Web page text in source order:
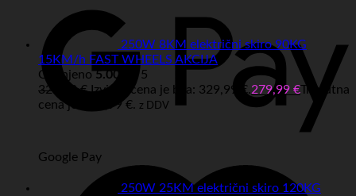
Google Pay
250W 8KM električni skiro 90KG
15KM/h FAST WHEELS AKCIJA
Ocenjeno5.00
od 5
329,99€ Izvirna cena je bila: 329,99 €.279,99 €Trenutna
cena je: 279,99 €. z DDV
250W 25KM električni skiro 120KG